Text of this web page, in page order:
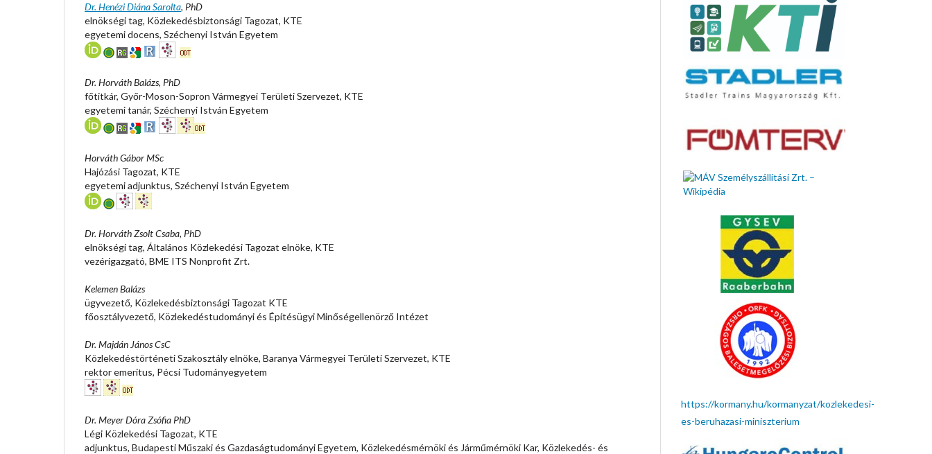
Dr. Henézi Diána Sarolta, PhD
elnökségi tag, Közlekedésbiztonsági Tagozat, KTE
egyetemi docens, Széchenyi István Egyetem
Dr. Horváth Balázs, PhD
főtitkár, Győr-Moson-Sopron Vármegyei Területi Szervezet, KTE
egyetemi tanár, Széchenyi István Egyetem
Horváth Gábor MSc
Hajózási Tagozat, KTE
egyetemi adjunktus, Széchenyi István Egyetem
Dr. Horváth Zsolt Csaba, PhD
elnökségi tag, Általános Közlekedési Tagozat elnöke, KTE
vezérigazgató, BME ITS Nonprofit Zrt.
Kelemen Balázs
ügyvezető, Közlekedésbiztonsági Tagozat KTE
főosztályvezető, Közlekedéstudományi és Építésügyi Minőségellenörző Intézet
Dr. Majdán János CsC
Közlekedéstörténeti Szakosztály elnöke, Baranya Vármegyei Területi Szervezet, KTE
rektor emeritus, Pécsi Tudományegyetem
Dr. Meyer Dóra Zsófia PhD
Légi Közlekedési Tagozat, KTE
adjunktus, Budapesti Műszaki és Gazdaságtudományi Egyetem, Közlekedésmérnöki és Járműmérnöki Kar, Közlekedés- és
https://kormany.hu/kormanyzat/kozlekedesi-
es-beruhazasi-miniszterium